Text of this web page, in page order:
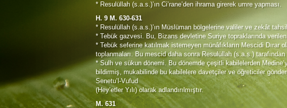
* Resulüllah (s.a.s.)’ın Ci’rane’den ihrama girerek umre yapması.
H. 9 M. 630-631
* Resulüllah (s.a.s.)’ın Müslüman bölgelerine valiler ve zekât
* Tebük gazvesi. Bu, Bizans devletine Suriye topraklarında
* Tebük seferine katılmak istemeyen münâfıkların Mescidi Dırar
toplanmaları. Bu mescid daha sonra Resulüllah (s.a.s.) tarafından
* Sulh ve sükun dönemi. Bu dönemde çeşitli kabilelerden
bildirmiş, mukabilinde bu kabilelere davetçiler ve öğreticiler
Senetu’l-Vufud
(Hey’etler Yılı) olarak adlandırılmıştır.
M. 631